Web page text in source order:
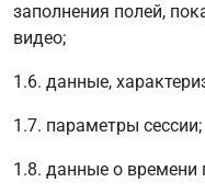
заполнения полей,
видео;
1.6. данные,
1.7. параметры сессии;
1.8. данные о времени